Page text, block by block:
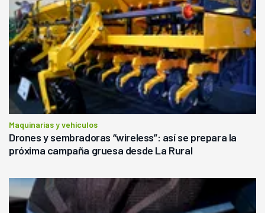
Maquinarias y vehículos
Drones y sembradoras “wireless”: así se prepara la
próxima campaña gruesa desde La Rural